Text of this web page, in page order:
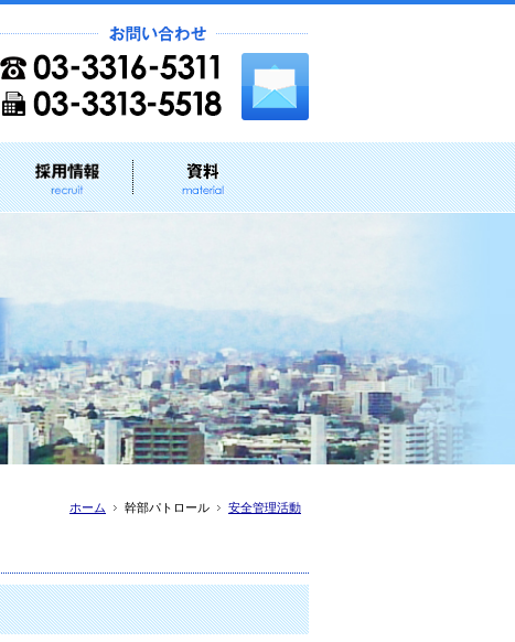
安全管理活動
幹部パトロール
ホーム